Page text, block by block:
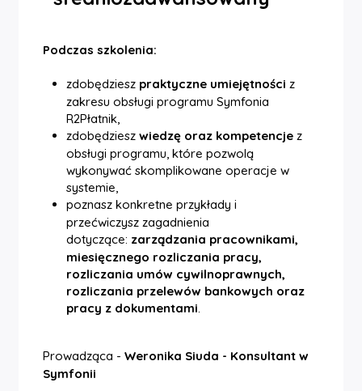
Podczas szkolenia:
zdobędziesz praktyczne umiejętności z
zakresu obsługi programu Symfonia
R2Płatnik,
zdobędzieszwiedzę oraz kompetencje z
obsługi programu, które pozwolą
wykonywać skomplikowane operacje w
systemie,
poznasz konkretne przykłady i
przećwiczysz zagadnienia
dotyczące: zarządzania pracownikami,
miesięcznego rozliczania pracy,
rozliczania umów cywilnoprawnych,
rozliczania przelewów bankowych oraz
pracy z dokumentami.
Prowadząca - Weronika Siuda - Konsultant w
Symfonii